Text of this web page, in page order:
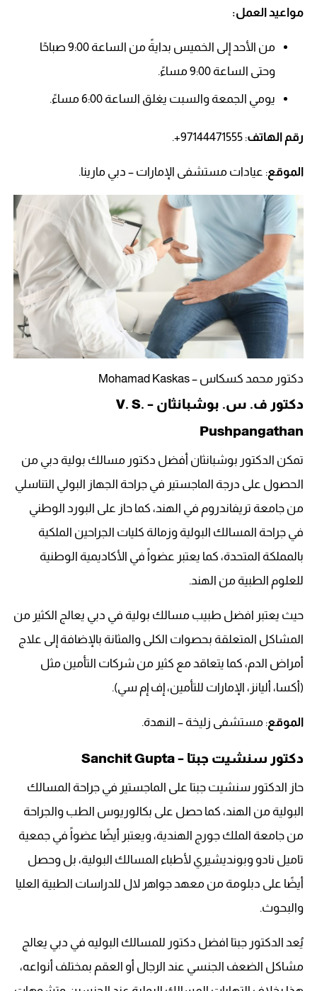
مواعيد العمل:
من الأحد إلى الخميس بدايةً من الساعة 9:00 صباحًا
وحتى الساعة 9:00 مساءً.
يومي الجمعة والسبت يغلق الساعة 6:00 مساءً.
رقم الهاتف: 97144471555+.
الموقع: عيادات مستشفى الإمارات – دبي مارينا.
دكتور محمد كسكاس – Mohamad Kaskas
دكتور ف. س. بوشبانثان – V. S.
Pushpangathan
تمكن الدكتور بوشبانثان أفضل دكتور مسالك بولية دبي من
الحصول على درجة الماجستير في جراحة الجهاز البولي التناسلي
من جامعة تريفاندروم في الهند، كما حاز على البورد الوطني
في جراحة المسالك البولية وزمالة كليات الجراحين الملكية
بالمملكة المتحدة، كما يعتبر عضواً في الأكاديمية الوطنية
للعلوم الطبية من الهند.
حيث يعتبر افضل طبيب مسالك بولية في دبي يعالج الكثير من
المشاكل المتعلقة بحصوات الكلى والمثانة بالإضافة إلى علاج
أمراض الدم، كما يتعاقد مع كثير من شركات التأمين مثل
(أكسا، أليانز، الإمارات للتأمين، إف إم سي).
الموقع: مستشفى زليخة – النهدة.
دكتور سنشيت جبتا – Sanchit Gupta
حاز الدكتور سنشيت جبتا على الماجستير في جراحة المسالك
البولية من الهند، كما حصل على بكالوريوس الطب والجراحة
من جامعة الملك جورج الهندية، ويعتبر أيضًا عضواً في جمعية
تاميل نادو وبونديشيري لأطباء المسالك البولية، بل وحصل
أيضًا على دبلومة من معهد جواهر لال للدراسات الطبية العليا
والبحوث.
يُعد الدكتور جبتا افضل دكتور للمسالك البوليه في دبي يعالج
مشاكل الضعف الجنسي عند الرجال أو العقم بمختلف أنواعه،